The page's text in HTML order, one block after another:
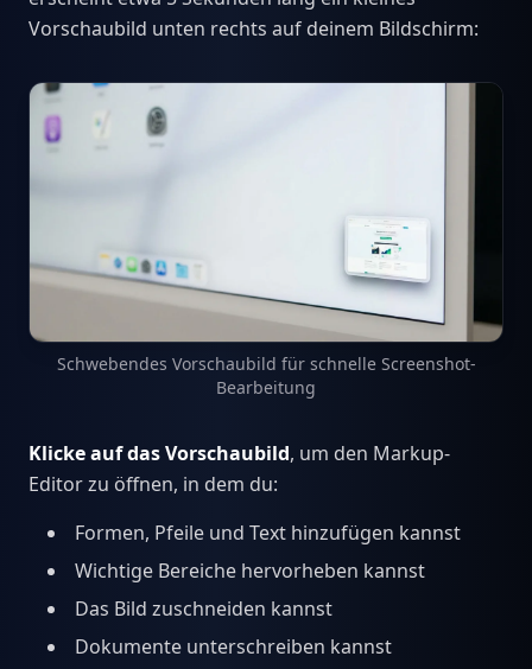
Vorschaubild unten rechts auf deinem Bildschirm:
Schwebendes Vorschaubild für schnelle Screenshot-
Bearbeitung
Klicke auf das Vorschaubild, um den Markup-
Editor zu öffnen, in dem du:
Formen, Pfeile und Text hinzufügen kannst
Wichtige Bereiche hervorheben kannst
Das Bild zuschneiden kannst
Dokumente unterschreiben kannst